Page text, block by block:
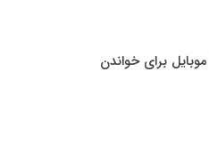
برای خواندن